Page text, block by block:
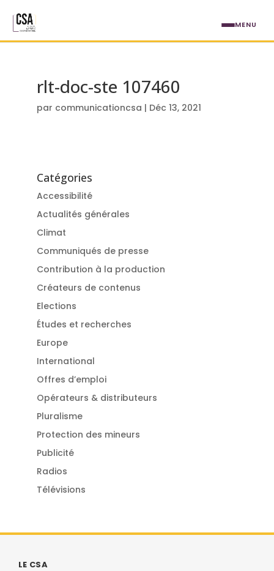
rlt-doc-ste 107460
par communicationcsa | Déc 13, 2021
Catégories
Accessibilité
Actualités générales
Climat
Communiqués de presse
Contribution à la production
Créateurs de contenus
Elections
Études et recherches
Europe
International
Offres d’emploi
Opérateurs & distributeurs
Pluralisme
Protection des mineurs
Publicité
Radios
Télévisions
LE CSA
MENU